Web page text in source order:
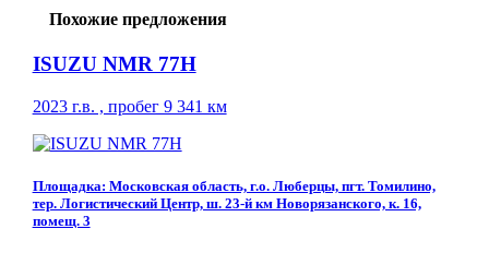
Похожие предложения
ISUZU NMR 77H
2023 г.в. , пробег 9 341 км
Площадка: Московская область, г.о. Люберцы, пгт. Томилино,
тер. Логистический Центр, ш. 23-й км Новорязанского, к. 16,
помещ. 3